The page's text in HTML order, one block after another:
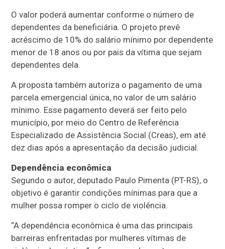
O valor poderá aumentar conforme o número de
dependentes da beneficiária. O projeto prevê
acréscimo de 10% do salário mínimo por dependente
menor de 18 anos ou por pais da vítima que sejam
dependentes dela.
A proposta também autoriza o pagamento de uma
parcela emergencial única, no valor de um salário
mínimo. Esse pagamento deverá ser feito pelo
município, por meio do Centro de Referência
Especializado de Assistência Social (Creas), em até
dez dias após a apresentação da decisão judicial.
Dependência econômica
Segundo o autor, deputado Paulo Pimenta (PT-RS), o
objetivo é garantir condições mínimas para que a
mulher possa romper o ciclo de violência.
“A dependência econômica é uma das principais
barreiras enfrentadas por mulheres vítimas de